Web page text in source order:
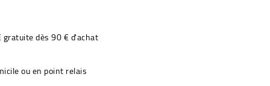
dès 90 € d'achat
ou en point relais